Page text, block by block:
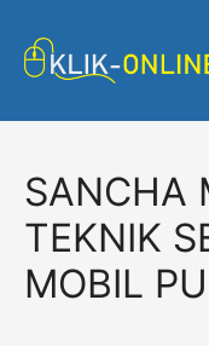
SANCHA
TEKNIK
MOBIL